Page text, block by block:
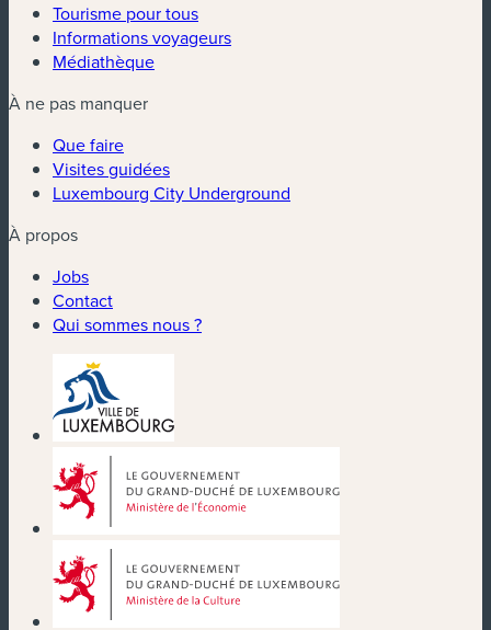
Tourisme pour tous
Informations voyageurs
Médiathèque
À ne pas manquer
Que faire
Visites guidées
Luxembourg City Underground
À propos
Jobs
Contact
Qui sommes nous ?